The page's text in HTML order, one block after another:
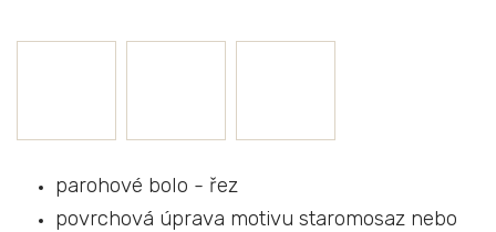
parohové bolo - řez
povrchová úprava motivu staromosaz nebo